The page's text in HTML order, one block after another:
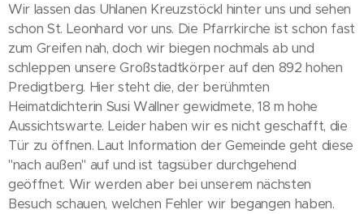
Wir lassen das Uhlanen Kreuzstöckl hinter uns und sehen
schon St. Leonhard vor uns. Die Pfarrkirche ist schon fast
zum Greifen nah, doch wir biegen nochmals ab und
schleppen unsere Großstadtkörper auf den 892 hohen
Predigtberg. Hier steht die, der berühmten
Heimatdichterin Susi Wallner gewidmete, 18 m hohe
Aussichtswarte. Leider haben wir es nicht geschafft, die
Tür zu öffnen. Laut Information der Gemeinde geht diese
"nach außen" auf und ist tagsüber durchgehend
geöffnet. Wir werden aber bei unserem nächsten
Besuch schauen, welchen Fehler wir begangen haben.